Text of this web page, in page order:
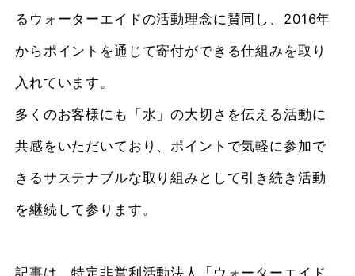
るウォーターエイドの活動理念に賛同し、2016年
からポイントを通じて寄付ができる仕組みを取り
入れています。
多くのお客様にも「水」の大切さを伝える活動に
共感をいただいており、ポイントで気軽に参加で
きるサステナブルな取り組みとして引き続き活動
を継続して参ります。
記事は、特定非営利活動法人「ウォーターエイド